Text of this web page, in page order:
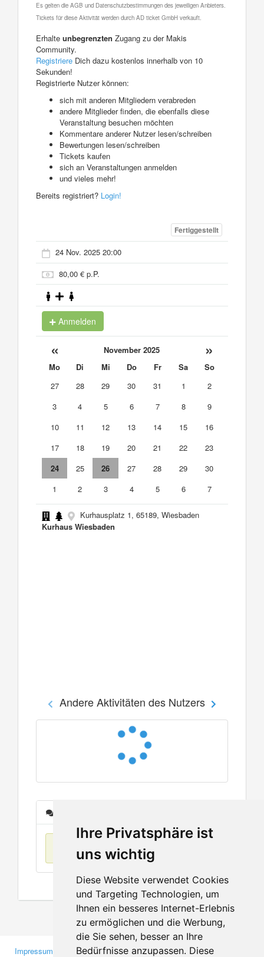
Ihre Privatsphäre ist
uns wichtig
Diese Website verwendet Cookies
und Targeting Technologien, um
Ihnen ein besseres Internet-Erlebnis
zu ermöglichen und die Werbung,
die Sie sehen, besser an Ihre
Bedürfnisse anzupassen. Diese
Es gelten die AGB und Datenschutzbestimmungen des jeweiligen Anbieters.
Tickets für diese Aktivität werden durch AD ticket GmbH verkauft.
Erhalte unbegrenzten Zugang zu der Makis
Community.
Registriere Dich dazu kostenlos innerhalb von 10
Sekunden!
Registrierte Nutzer können:
sich mit anderen Mitgliedern verabreden
andere Mitglieder finden, die ebenfalls diese
Veranstaltung besuchen möchten
Kommentare anderer Nutzer lesen/schreiben
Bewertungen lesen/schreiben
Tickets kaufen
sich an Veranstaltungen anmelden
und vieles mehr!
Bereits registriert? Login!
Fertiggestellt
24 Nov. 2025 20:00
80,00 € p.P.
Anmelden
« November 2025 »
Mo Di Mi Do Fr Sa
So
27
28 29 30 31 1
2
3
4 5 6 7 8
9
10
11 12 13 14 15
16
17
18 19 20 21 22
23
24
25 26 27 28 29
30
1
2 3 4 5 6 7
Kurhausplatz 1, 65189, Wiesbaden
Kurhaus Wiesbaden
Andere Aktivitäten des Nutzers
Keine Einträge
Impressum Gewerbetreibende